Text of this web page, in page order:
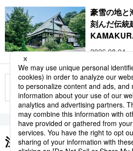
豪雪の地と
刻んだ伝統
2026.08.04
もっと見る
注目のキーワード